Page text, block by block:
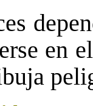
en